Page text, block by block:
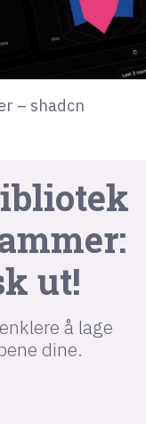
– shadcn
ut!
å lage
dine.
apputvikling
design